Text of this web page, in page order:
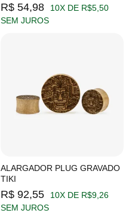
R$ 54,98
10X DE R$5,50
SEM JUROS
ALARGADOR PLUG GRAVADO
TIKI
R$ 92,55
10X DE R$9,26
SEM JUROS